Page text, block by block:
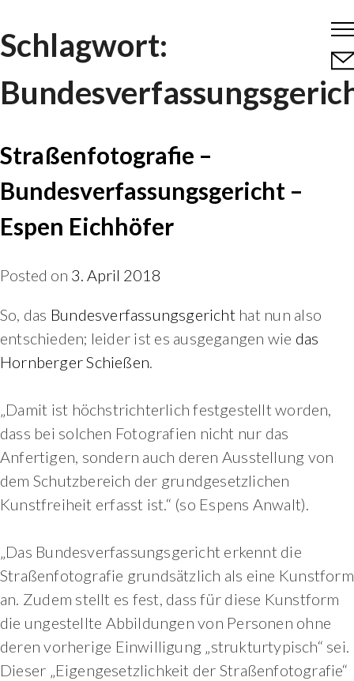
to
content
Schlagwort:
Straßenfotografie –
Bundesverfassungsgericht –
Espen Eichhöfer
Posted on 3. April 2018
So, das Bundesverfassungsgerichthat nun also
entschieden; leider ist es ausgegangen wie das
Hornberger Schießen.
„Damit ist höchstrichterlich festgestellt worden,
dass bei solchen Fotografien nicht nur das
Anfertigen, sondern auch deren Ausstellung von
dem Schutzbereich der grundgesetzlichen
Kunstfreiheit erfasst ist.“ (so Espens Anwalt).
„Das Bundesverfassungsgericht erkennt die
Straßenfotografie grundsätzlich als eine Kunstform
an. Zudem stellt es fest, dass für diese Kunstform
die ungestellte Abbildungen von Personen ohne
deren vorherige Einwilligung „strukturtypisch“ sei.
Dieser „Eigengesetzlichkeit der Straßenfotografie“